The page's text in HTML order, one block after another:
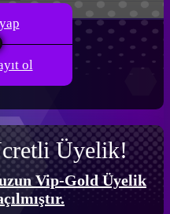
ol
Üyelik!
Vip-Gold Üyelik